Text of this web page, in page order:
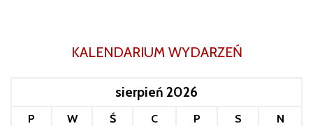
KALENDARIUM WYDARZEŃ
sierpień 2026
P W Ś C P S
N